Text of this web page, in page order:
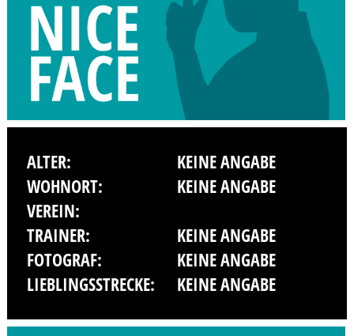
ALTER:
KEINE ANGABE
WOHNORT:
KEINE ANGABE
VEREIN:
TRAINER:
KEINE ANGABE
FOTOGRAF:
KEINE ANGABE
LIEBLINGSSTRECKE:
KEINE ANGABE